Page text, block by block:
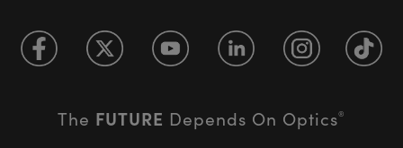
The FUTURE Depends On Optics®